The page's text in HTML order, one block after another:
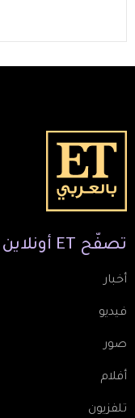
تصفّح ET أونلاين
أخبار
فيديو
صور
أفلام
تلفزيون